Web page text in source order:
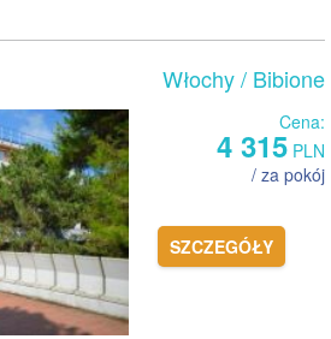
Włochy/ Bibione
Cena:
4 315 PLN
/ za pokój
SZCZEGÓŁY